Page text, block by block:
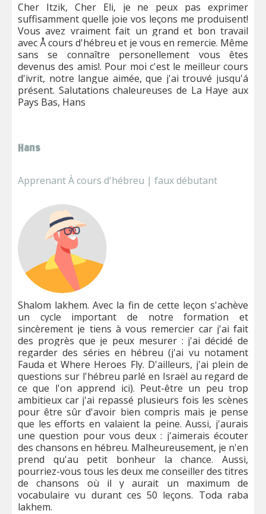
Cher Itzik, Cher Eli, je ne peux pas exprimer
suffisamment quelle joie vos leçons me produisent!
Vous avez vraiment fait un grand et bon travail
avec Å cours d'hébreu et je vous en remercie. Même
sans se connaître personellement vous êtes
devenus des amis!. Pour moi c'est le meilleur cours
d'ivrit, notre langue aimée, que j'ai trouvé jusqu'á
présent. Salutations chaleureuses de La Haye aux
Pays Bas, Hans
Hans
Apprenant À cours d'hébreu | faux débutant
Shalom lakhem. Avec la fin de cette leçon s'achève
un cycle important de notre formation et
sincèrement je tiens à vous remercier car j'ai fait
des progrès que je peux mesurer : j'ai décidé de
regarder des séries en hébreu (j'ai vu notament
Fauda et Where Heroes Fly. D'ailleurs, j'ai plein de
questions sur l'hébreu parlé en Israël au regard de
ce que l'on apprend ici). Peut-être un peu trop
ambitieux car j'ai repassé plusieurs fois les scènes
pour être sûr d'avoir bien compris mais je pense
que les efforts en valaient la peine. Aussi, j'aurais
une question pour vous deux : j'aimerais écouter
des chansons en hébreu. Malheureusement, je n'en
prend qu'au petit bonheur la chance. Aussi,
pourriez-vous tous les deux me conseiller des titres
de chansons où il y aurait un maximum de
vocabulaire vu durant ces 50 leçons. Toda raba
lakhem.